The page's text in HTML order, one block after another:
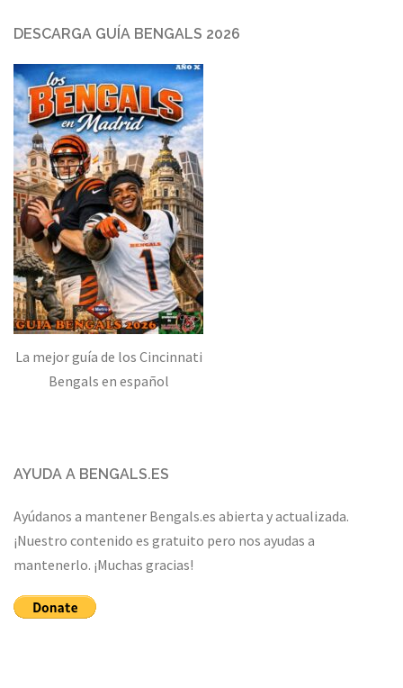
DESCARGA GUÍA BENGALS 2026
La mejor guía de los Cincinnati
Bengals en español
AYUDA A BENGALS.ES
Ayúdanos a mantener Bengals.es abierta y actualizada.
¡Nuestro contenido es gratuito pero nos ayudas a
mantenerlo. ¡Muchas gracias!